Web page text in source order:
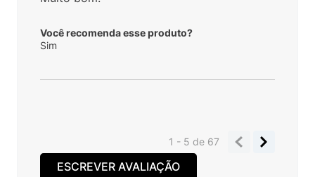
Você recomenda esse produto?
Sim
1 - 5de 67
ESCREVER AVALIAÇÃO